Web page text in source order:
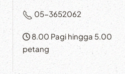
05-3652062
8.00 Pagi hingga 5.00
petang